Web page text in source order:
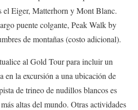
el Eiger, Matterhorn y Mont Blanc.
puente colgante, Peak Walk by
de montañas (costo adicional).
al Gold Tour para incluir un
en la excursión a una ubicación de
de trineo de nudillos blancos es
altas del mundo. Otras actividades